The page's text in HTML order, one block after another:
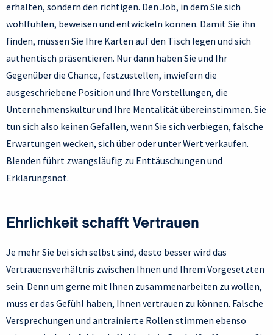
erhalten, sondern den richtigen. Den Job, in dem Sie sich
wohlfühlen, beweisen und entwickeln können. Damit Sie ihn
finden, müssen Sie Ihre Karten auf den Tisch legen und sich
authentisch präsentieren. Nur dann haben Sie und Ihr
Gegenüber die Chance, festzustellen, inwiefern die
ausgeschriebene Position und Ihre Vorstellungen, die
Unternehmenskultur und Ihre Mentalität übereinstimmen. Sie
tun sich also keinen Gefallen, wenn Sie sich verbiegen, falsche
Erwartungen wecken, sich über oder unter Wert verkaufen.
Blenden führt zwangsläufig zu Enttäuschungen und
Erklärungsnot.
Ehrlichkeit schafft Vertrauen
Je mehr Sie bei sich selbst sind, desto besser wird das
Vertrauensverhältnis zwischen Ihnen und Ihrem Vorgesetzten
sein. Denn um gerne mit Ihnen zusammenarbeiten zu wollen,
muss er das Gefühl haben, Ihnen vertrauen zu können. Falsche
Versprechungen und antrainierte Rollen stimmen ebenso